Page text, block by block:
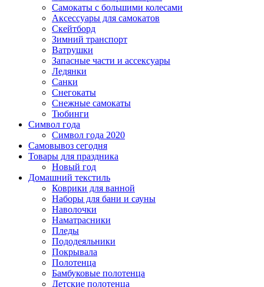
Самокаты с большими колесами
Аксессуары для самокатов
Скейтборд
Зимний транспорт
Ватрушки
Запасные части и ассексуары
Ледянки
Санки
Снегокаты
Снежные самокаты
Тюбинги
Символ года
Символ года 2020
Самовывоз сегодня
Товары для праздника
Новый год
Домашний текстиль
Коврики для ванной
Наборы для бани и сауны
Наволочки
Наматрасники
Пледы
Пододеяльники
Покрывала
Полотенца
Бамбуковые полотенца
Детские полотенца